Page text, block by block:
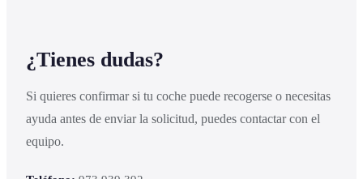
¿Tienes dudas?
Si quieres confirmar si tu coche puede recogerse o necesitas
ayuda antes de enviar la solicitud, puedes contactar con el
equipo.